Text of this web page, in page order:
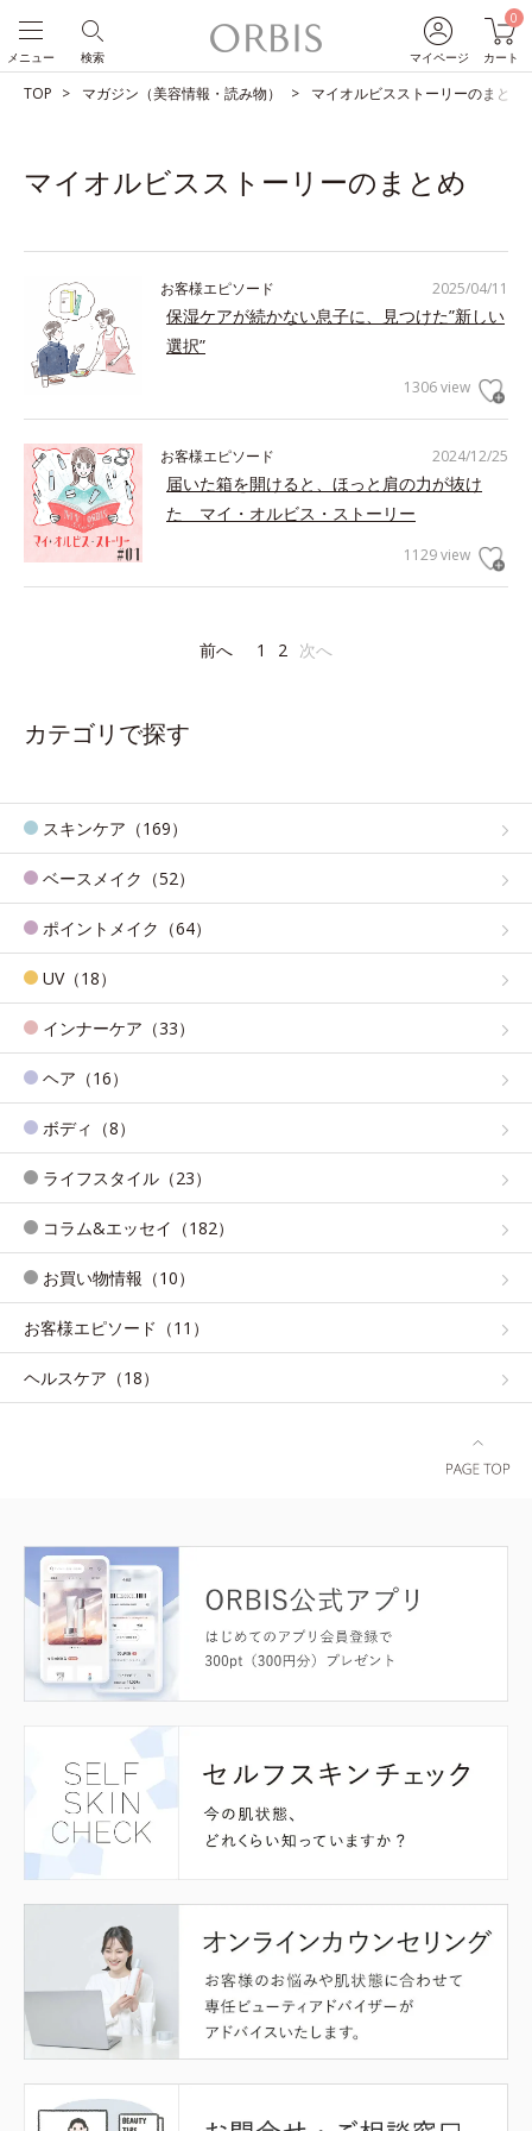
マイページ
0
カート
検索
メニュー
TOP マガジン（美容情報・読み物） マイオルビスストーリーのまとめ
マイオルビスストーリーのまとめ
2025/04/11
お客様エピソード
保湿ケアが続かない息子に、見つけた”新しい
選択”
1306 view
2024/12/25
お客様エピソード
届いた箱を開けると、ほっと肩の力が抜け
た マイ・オルビス・ストーリー
1129 view
前へ 1 2 次へ
カテゴリで探す
スキンケア（169）
ベースメイク（52）
ポイントメイク（64）
UV（18）
インナーケア（33）
ヘア（16）
ボディ（8）
ライフスタイル（23）
コラム&エッセイ（182）
お買い物情報（10）
お客様エピソード（11）
ヘルスケア（18）